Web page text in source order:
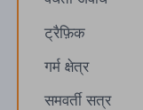
ट्रैफ़िक
गर्म क्षेत्र
समवर्ती सत्र